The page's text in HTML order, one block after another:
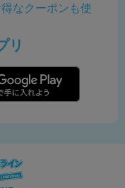
なクーポンも使
リ